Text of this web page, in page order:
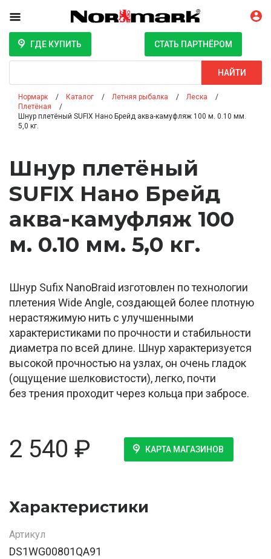
ГДЕ КУПИТЬ СТАТЬ ПАРТНЁРОМ
НАЙТИ
Нормарк Каталог Летняя рыбалка
Леска
Плетёная
Шнур плетёный SUFIX Нано Брейд аква-камуфляж 100 м. 0.10 мм.
5,0 кг.
Шнур плетёный
SUFIX Нано Брейд
аква-камуфляж 100
м. 0.10 мм. 5,0 кг.
Шнур Sufix NanoBraid изготовлен по технологии
плетения Wide Angle, создающей более плотную
нерастяжимую нить с улучшенными
характеристиками по прочности и стабильности
диаметра по всей длине. Шнур характеризуется
высокой прочностью на узлах, он очень гладок
(ощущение шелковистости), легко, почти
без трения проходит через кольца при забросе.
2 540 ₽ КАРТА МАГАЗИНОВ
Характеристики
Артикул
DS1WG00801QA91